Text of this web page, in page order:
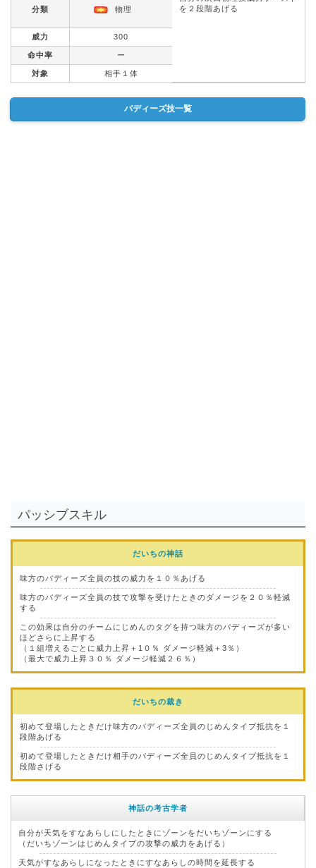
を２段階あげる
分類 物理
威力 300
命中率 ー
対象 相手１体
バディーズ技一覧
パッシブスキル
だいちの神話
味方のバディーズ全員の技の威力を１０％あげる
味方のバディーズ全員の技で攻撃を受けたときのダメージを２０％軽減
する
この効果は自分のチームにじめんのタグを持つ味方のバディーズが多い
ほどさらに上昇する
（１組増えるごとに威力上昇＋1０％ ダメージ軽減＋3％）
（最大で威力上昇３０％ ダメージ軽減２６％）
だいちの裁き
初めて登場したときだけ味方のバディーズ全員のじめんタイプ抵抗を１
段階あげる
初めて登場したときだけ相手のバディーズ全員のじめんタイプ抵抗を１
段階さげる
神話の考古学者
自分が天気をすなあらしにしたときにゾーンをだいちゾーンにする
（だいちゾーンはじめんタイプの攻撃の威力をあげる）
天気がすなあらしになったときにすなあらしの時間を延長する